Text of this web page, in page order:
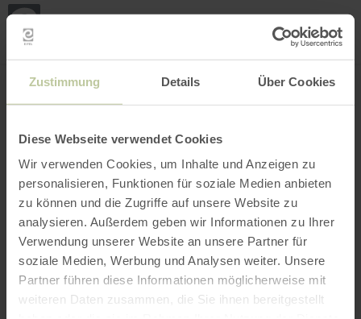
Zustimmung Details Über Cookies
Diese Webseite verwendet Cookies
Wir verwenden Cookies, um Inhalte und Anzeigen zu
personalisieren, Funktionen für soziale Medien anbieten
zu können und die Zugriffe auf unsere Website zu
analysieren. Außerdem geben wir Informationen zu Ihrer
Verwendung unserer Website an unsere Partner für
soziale Medien, Werbung und Analysen weiter. Unsere
Partner führen diese Informationen möglicherweise mit
weiteren Daten zusammen, die Sie ihnen bereitgestellt
INTERACTIEVE KAART
Mijn
Filter openen